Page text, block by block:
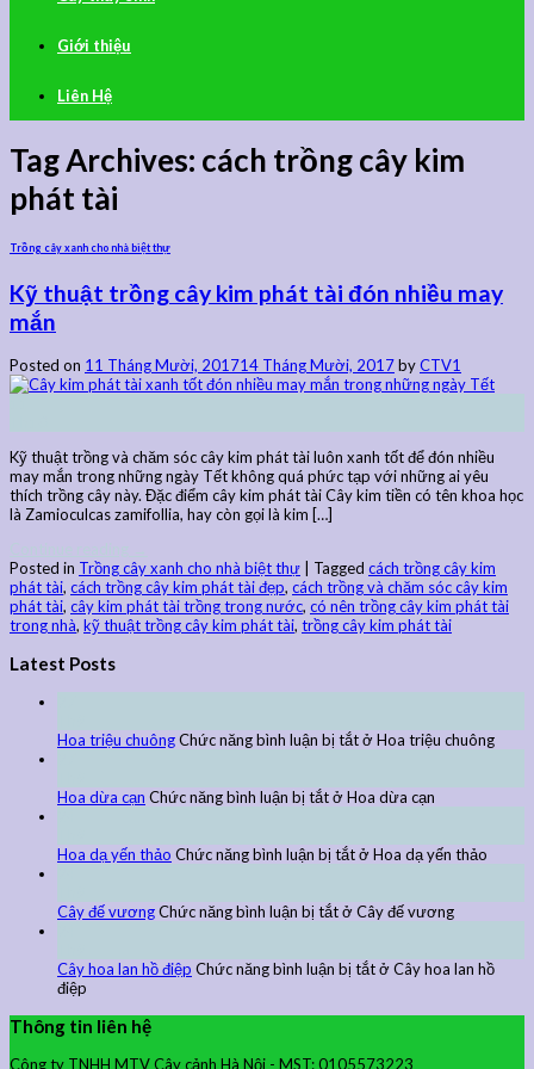
Giới thiệu
Liên Hệ
Tag Archives: cách trồng cây kim
phát tài
Trồng cây xanh cho nhà biệt thự
Kỹ thuật trồng cây kim phát tài đón nhiều may
mắn
Posted on 11 Tháng Mười, 201714 Tháng Mười, 2017byCTV1
Kỹ thuật trồng và chăm sóc cây kim phát tài luôn xanh tốt để đón nhiều
may mắn trong những ngày Tết không quá phức tạp với những ai yêu
thích trồng cây này. Đặc điểm cây kim phát tài Cây kim tiền có tên khoa học
là Zamioculcas zamifollia, hay còn gọi là kim […]
Posted in Trồng cây xanh cho nhà biệt thự | Tagged cách trồng cây kim
phát tài, cách trồng cây kim phát tài đẹp, cách trồng và chăm sóc cây kim
phát tài, cây kim phát tài trồng trong nước, có nên trồng cây kim phát tài
trong nhà, kỹ thuật trồng cây kim phát tài, trồng cây kim phát tài
Latest Posts
Hoa triệu chuôngChức năng bình luận bị tắtở Hoa triệu chuông
Hoa dừa cạn Chức năng bình luận bị tắtở Hoa dừa cạn
Hoa dạ yến thảo Chức năng bình luận bị tắtở Hoa dạ yến thảo
Cây đế vươngChức năng bình luận bị tắtở Cây đế vương
Cây hoa lan hồ điệp Chức năng bình luận bị tắtở Cây hoa lan hồ
điệp
Thông tin liên hệ
Công ty TNHH MTV Cây cảnh Hà Nội - MST: 0105573223